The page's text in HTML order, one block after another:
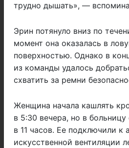
трудно дышать», —
Эрин потянуло вниз по
момент она оказалась в
поверхностью. Однако в
из команды удалось
схватить за ремни
Женщина начала кашлять
в 5:30 вечера, но в
в 11 часов. Ее подключили к
искусственной вентиляции